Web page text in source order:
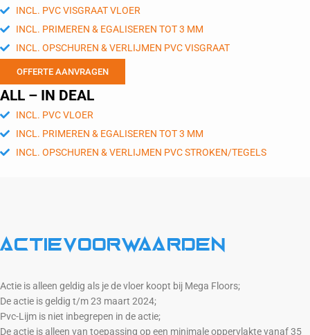
INCL. PVC VISGRAAT VLOER
INCL. PRIMEREN & EGALISEREN TOT 3 MM
INCL. OPSCHUREN & VERLIJMEN PVC VISGRAAT
OFFERTE AANVRAGEN
ALL – IN DEAL
INCL. PVC VLOER
INCL. PRIMEREN & EGALISEREN TOT 3 MM
INCL. OPSCHUREN & VERLIJMEN PVC STROKEN/TEGELS
Actievoorwaarden
Actie is alleen geldig als je de vloer koopt bij Mega Floors;
De actie is geldig t/m 23 maart 2024;
Pvc-Lijm is niet inbegrepen in de actie;
De actie is alleen van toepassing op een minimale oppervlakte vanaf 35